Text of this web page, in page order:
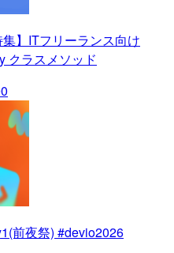
集】ITフリーランス向け
クラスメソッド
前夜祭) #devio2026